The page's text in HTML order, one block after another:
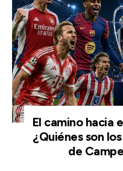
El camino hacia
¿Quiénes son
de